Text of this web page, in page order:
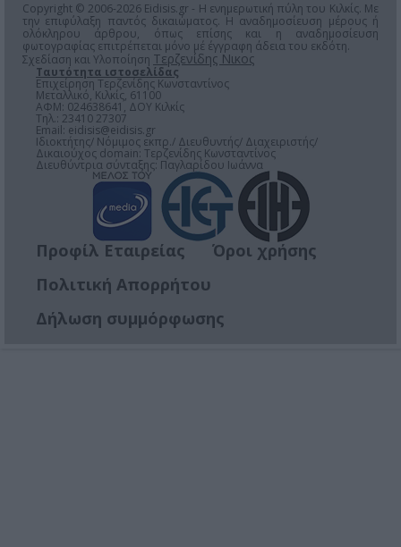
Copyright © 2006-2026 Eidisis.gr - Η ενημερωτική πύλη του Κιλκίς. Με
την επιφύλαξη παντός δικαιώματος. Η αναδημοσίευση μέρους ή
ολόκληρου άρθρου, όπως επίσης και η αναδημοσίευση
φωτογραφίας επιτρέπεται μόνο μέ έγγραφη άδεια του εκδότη.
Σχεδίαση και Υλοποίηση Τερζενίδης Νικος
Ταυτότητα ιστοσελίδας
Επιχείρηση Τερζενίδης Κωνσταντίνος
Μεταλλικό, Κιλκίς, 61100
ΑΦΜ: 024638641, ΔΟΥ Κιλκίς
Τηλ.: 23410 27307
Email: eidisis@eidisis.gr
Ιδιοκτήτης/ Νόμιμος εκπρ./ Διευθυντής/ Διαχειριστής/
Δικαιούχος domain: Τερζενίδης Κωνσταντίνος
Διευθύντρια σύνταξης: Παγλαρίδου Ιωάννα
Προφίλ Εταιρείας
Όροι χρήσης
Πολιτική Απορρήτου
Δήλωση συμμόρφωσης